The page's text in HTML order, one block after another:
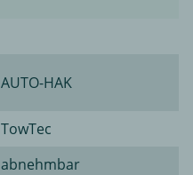
AUTO-HAK
TowTec
abnehmbar